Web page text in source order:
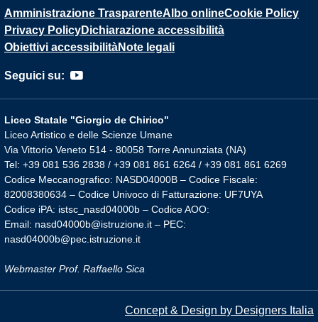
Amministrazione TrasparenteAlbo onlineCookie Policy
Privacy PolicyDichiarazione accessibilità
Obiettivi accessibilitàNote legali
Seguici su:
Liceo Statale "Giorgio de Chirico"
Liceo Artistico e delle Scienze Umane
Via Vittorio Veneto 514 - 80058 Torre Annunziata (NA)
Tel: +39 081 536 2838 / +39 081 861 6264 / +39 081 861 6269
Codice Meccanografico: NASD04000B – Codice Fiscale:
82008380634 – Codice Univoco di Fatturazione: UF7UYA
Codice iPA: istsc_nasd04000b – Codice AOO:
Email: nasd04000b@istruzione.it – PEC:
nasd04000b@pec.istruzione.it
Webmaster Prof. Raffaello Sica
Concept & Design by Designers Italia